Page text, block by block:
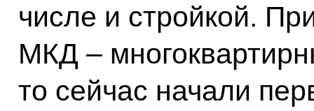
числе и стройкой.
МКД –
то сейчас начали